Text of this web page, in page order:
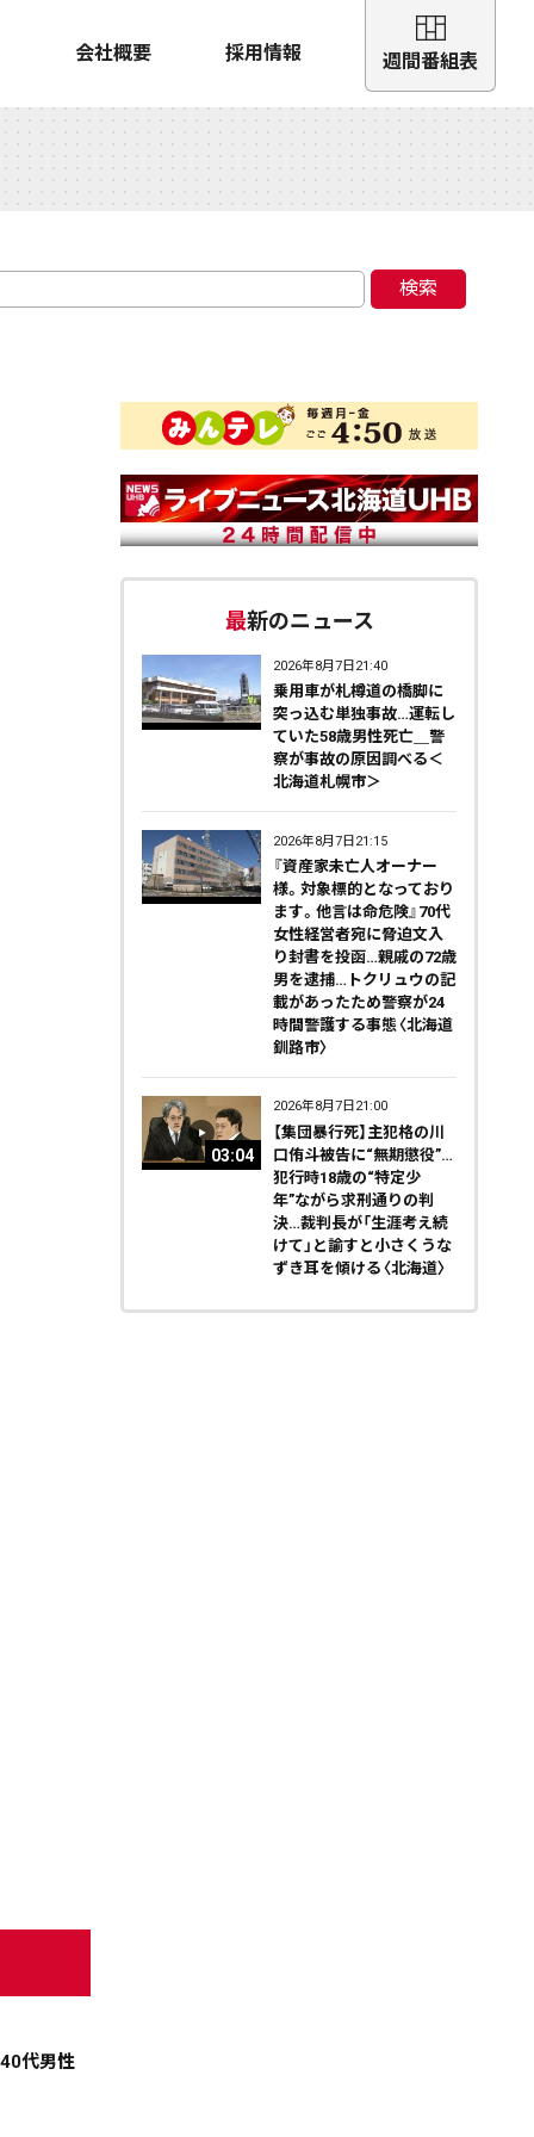
会社概要 採用情報 週間番組表
検索
40代男性
最新のニュース
2026年8月7日21:40
乗用車が札樽道の橋脚に
突っ込む単独事故…運転し
ていた58歳男性死亡＿警
察が事故の原因調べる＜
北海道札幌市＞
2026年8月7日21:15
『資産家未亡人オーナー
様。対象標的となっており
ます。他言は命危険』70代
女性経営者宛に脅迫文入
り封書を投函…親戚の72歳
男を逮捕…トクリュウの記
載があったため警察が24
時間警護する事態〈北海道
釧路市〉
03:04
2026年8月7日21:00
【集団暴行死】主犯格の川
口侑斗被告に“無期懲役”…
犯行時18歳の“特定少
年”ながら求刑通りの判
決…裁判長が「生涯考え続
けて」と諭すと小さくうな
ずき耳を傾ける〈北海道〉